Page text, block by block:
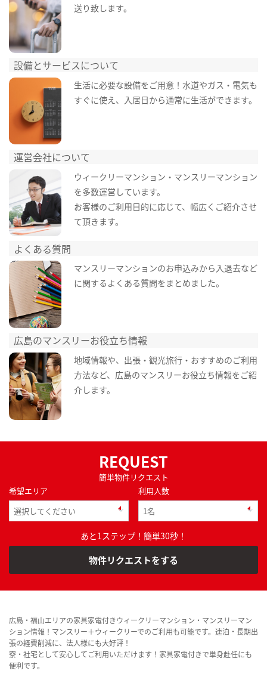
送り致します。
設備とサービスについて
生活に必要な設備をご用意！水道やガス・電気も
すぐに使え、入居日から通常に生活ができます。
運営会社について
ウィークリーマンション・マンスリーマンション
を多数運営しています。
お客様のご利用目的に応じて、幅広くご紹介させ
て頂きます。
よくある質問
マンスリーマンションのお申込みから入退去など
に関するよくある質問をまとめました。
広島のマンスリーお役立ち情報
地域情報や、出張・観光旅行・おすすめのご利用
方法など、広島のマンスリーお役立ち情報をご紹
介します。
REQUEST
簡単物件リクエスト
希望エリア
利用人数
あと1ステップ！簡単30秒！
物件リクエストをする
広島・福山エリアの家具家電付きウィークリーマンション・マンスリーマン
ション情報！マンスリー＋ウィークリーでのご利用も可能です。連泊・長期出
張の経費削減に、法人様にも大好評！
寮・社宅として安心してご利用いただけます！家具家電付きで単身赴任にも
便利です。